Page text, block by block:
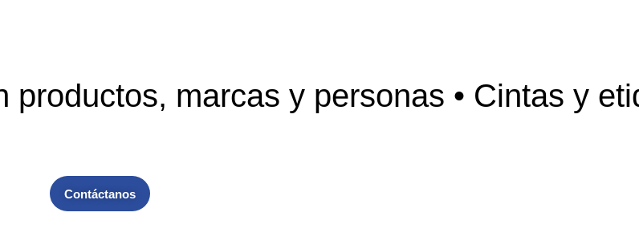
marcas y personas • Cintas y
Contáctanos